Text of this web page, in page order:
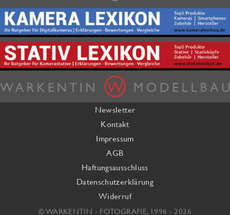
Newsletter
Kontakt
Impressum
AGB
Haftungsausschluss
Datenschutzerklärung
Widerruf
© WARKENTIN - FOTOGRAFIE, 1996 - 2026